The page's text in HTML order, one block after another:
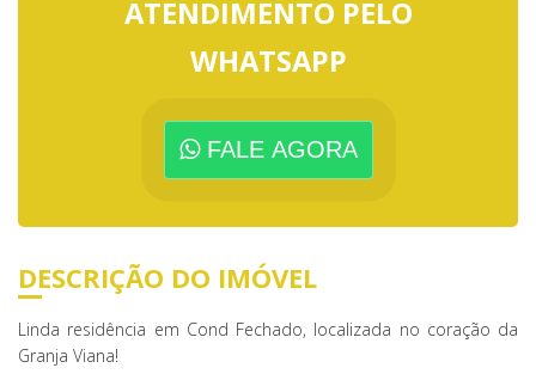
ATENDIMENTO PELO
WHATSAPP
FALE AGORA
DESCRIÇÃO DO IMÓVEL
Linda residência em Cond Fechado, localizada no coração da
Granja Viana!